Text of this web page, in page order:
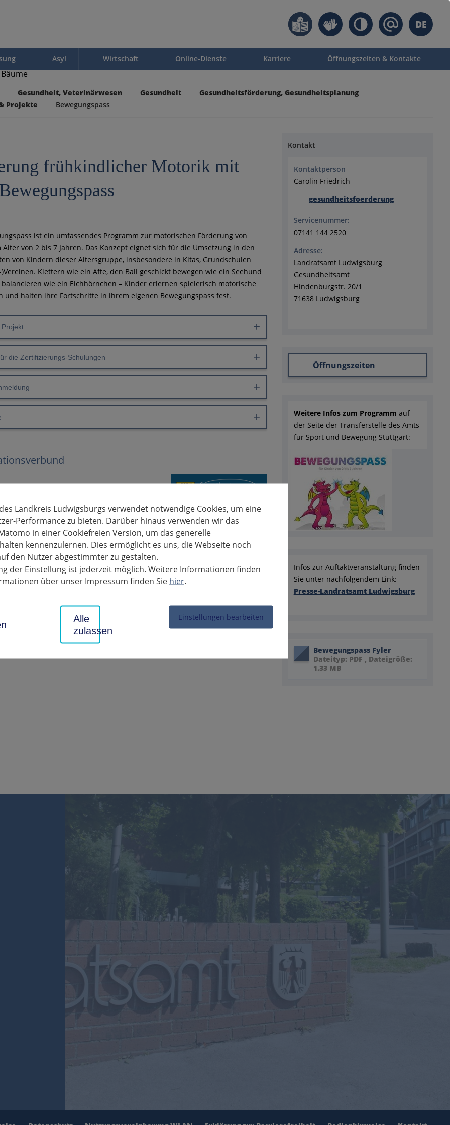
DE
Asyl Wirtschaft Online-Dienste Karriere Öffnungszeiten & Kontakte
Gesundheit, Veterinärwesen Gesundheit
Gesundheitsförderung, Gesundheitsplanung
Projekte
Bewegungspass
frühkindlicher Motorik mit
ist ein umfassendes Programm zur motorischen Förderung von
von 2 bis 7 Jahren. Das Konzept eignet sich für die Umsetzung in den
von Kindern dieser Altersgruppe, insbesondere in Kitas, Grundschulen
Klettern wie ein Affe, den Ball geschickt bewegen wie ein Seehund
wie ein Eichhörnchen – Kinder erlernen spielerisch motorische
und halten ihre Fortschritte in ihrem eigenen Bewegungspass fest.
die Zertifizierungs-Schulungen
uns für die freundliche Unterstützung unserer starken
Kontakt
Kontaktperson
Carolin Friedrich
gesundheitsfoerderung
Servicenummer:
07141 144 2520
Adresse:
Landratsamt Ludwigsburg
Gesundheitsamt
Hindenburgstr. 20/1
71638 Ludwigsburg
Öffnungszeiten
Weitere Infos zum Programm auf
der Seite der Transferstelle des Amts
für Sport und Bewegung Stuttgart:
Infos zur Auftaktveranstaltung finden
Sie unter nachfolgendem Link:
Presse-Landratsamt Ludwigsburg
Bewegungspass Fyler
Dateityp: PDF , Dateigröße:
1.33 MB
Landkreis Ludwigsburgs verwendet notwendige Cookies, um eine
Performance zu bieten. Darüber hinaus verwenden wir das
in einer Cookiefreien Version, um das generelle
kennenzulernen. Dies ermöglicht es uns, die Webseite noch
den Nutzer abgestimmter zu gestalten.
der Einstellung ist jederzeit möglich. Weitere Informationen finden
über unser Impressum finden Sie hier.
Einstellungen bearbeiten
Alle
zulassen